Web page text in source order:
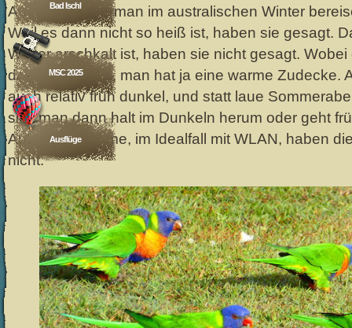
Bad Ischl
MSC 2025
Ausflüge
Australien muß man im australischen Winter
Weil es dann nicht so heiß ist, haben sie gesagt.
Winter arschkalt ist, haben sie nicht gesagt.
das Problem ist, man hat ja eine warme Zudecke.
auch relativ früh dunkel, und statt laue
sitzt man dann halt im Dunkeln herum oder geht
Aufenthaltsräume, im Idealfall mit WLAN, haben
nicht.